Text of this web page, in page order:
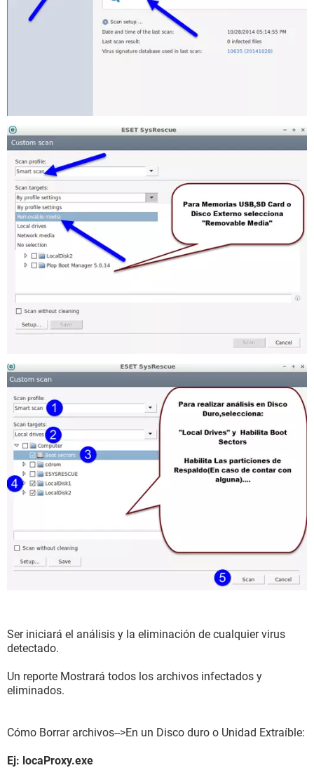
Ser iniciará el análisis y la eliminación de cualquier virus
detectado.
Un reporte Mostrará todos los archivos infectados y
eliminados.
Cómo Borrar archivos-->En un Disco duro o Unidad Extraíble:
Ej: locaProxy.exe